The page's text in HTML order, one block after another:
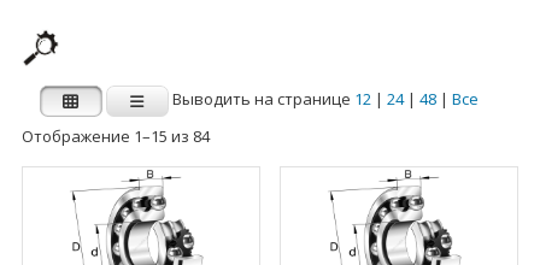
FAG INA
Категории
Выводить на странице 12| 24| 48| Все
Отображение 1–15 из 84